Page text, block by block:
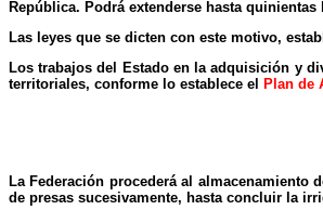
República. Podrá extenderse hasta
Las leyes que se dicten con este motivo,
Los trabajos del Estado en la adquisición y
territoriales, conforme lo establece el
Plan de
La Federación procederá al
de presas sucesivamente, hasta concluir la